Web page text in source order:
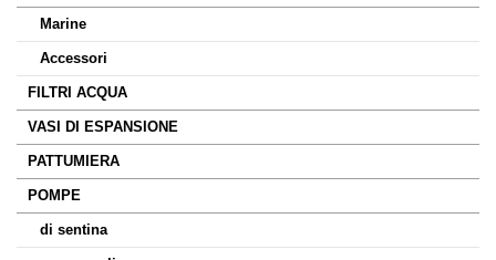
Marine
Accessori
FILTRI ACQUA
VASI DI ESPANSIONE
PATTUMIERA
POMPE
di sentina